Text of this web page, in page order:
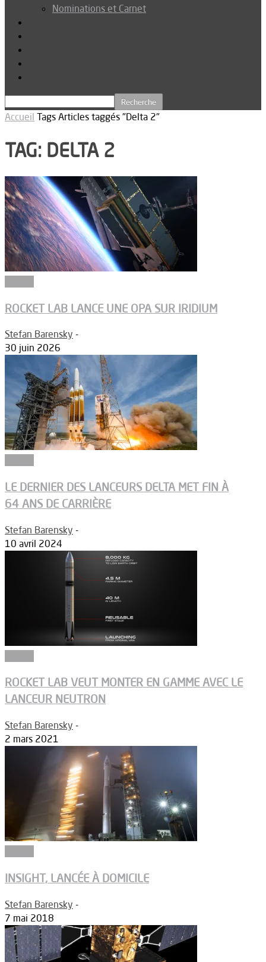
Nominations et Carnet
Accueil Tags Articles taggés "Delta 2"
TAG: DELTA 2
ROCKET LAB LANCE UNE OPA SUR IRIDIUM
Stefan Barensky -
30 juin 2026
LE DERNIER DES LANCEURS DELTA MET FIN À
64 ANS DE CARRIÈRE
Stefan Barensky -
10 avril 2024
ROCKET LAB VEUT MONTER EN GAMME AVEC LE
LANCEUR NEUTRON
Stefan Barensky -
2 mars 2021
INSIGHT, LANCÉE À DOMICILE
Stefan Barensky -
7 mai 2018